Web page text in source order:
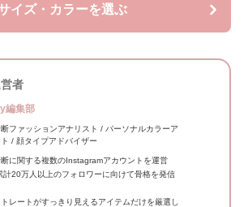
イズ・カラーを選ぶ
者
編集部
ファッションアナリスト / パーソナルカラーア
/ 顔タイプアドバイザー
に関する複数のInstagramアカウントを運営
計20万人以上のフォロワーに向けて骨格を発信
レートがすっきり見えるアイテムだけを厳選し